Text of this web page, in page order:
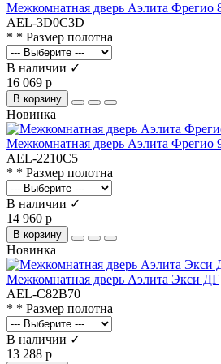
Межкомнатная дверь Аэлита Фрегио
AEL-3D0C3D
* * Размер полотна
В наличии ✓
16 069 р
В корзину
Новинка
Межкомнатная дверь Аэлита Фрегио
AEL-2210C5
* * Размер полотна
В наличии ✓
14 960 р
В корзину
Новинка
Межкомнатная дверь Аэлита Экси ДГ
AEL-C82B70
* * Размер полотна
В наличии ✓
13 288 р